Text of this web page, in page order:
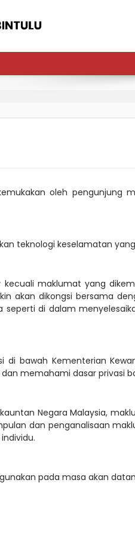
oleh pengunjung
teknologi keselamatan
maklumat yang
akan dikongsi bersama
di dalam
bawah Kementerian
memahami dasar privasi
Negara Malaysia,
dan penganalisaan
pada masa akan